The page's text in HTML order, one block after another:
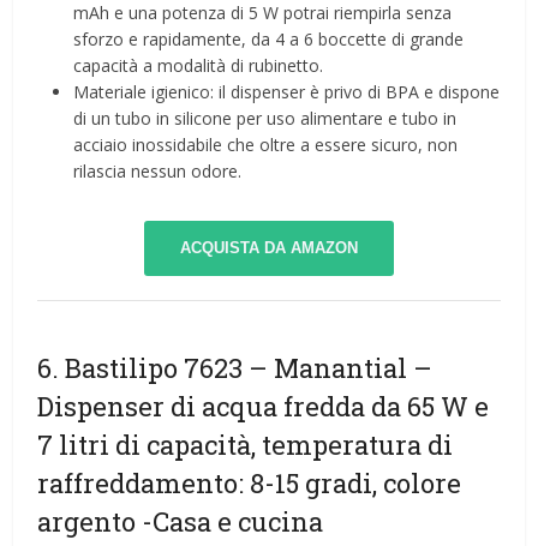
mAh e una potenza di 5 W potrai riempirla senza
sforzo e rapidamente, da 4 a 6 boccette di grande
capacità a modalità di rubinetto.
Materiale igienico: il dispenser è privo di BPA e dispone
di un tubo in silicone per uso alimentare e tubo in
acciaio inossidabile che oltre a essere sicuro, non
rilascia nessun odore.
ACQUISTA DA AMAZON
6. Bastilipo 7623 – Manantial –
Dispenser di acqua fredda da 65 W e
7 litri di capacità, temperatura di
raffreddamento: 8-15 gradi, colore
argento -Casa e cucina